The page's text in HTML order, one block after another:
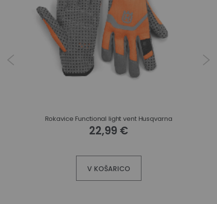
Rokavice Functional light vent Husqvarna
22,99 €
V KOŠARICO